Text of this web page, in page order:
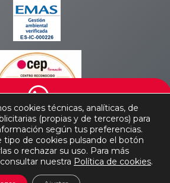
cookies técnicas, analíticas, de
(propias y de terceros) para
según tus preferencias.
tipo de cookies pulsando el botón
o rechazar su uso. Para más
nuestra Política de cookies.